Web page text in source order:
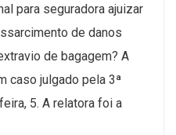
para seguradora ajuizar
de danos
de bagagem? A
caso julgado pela 3ª
5. A relatora foi a